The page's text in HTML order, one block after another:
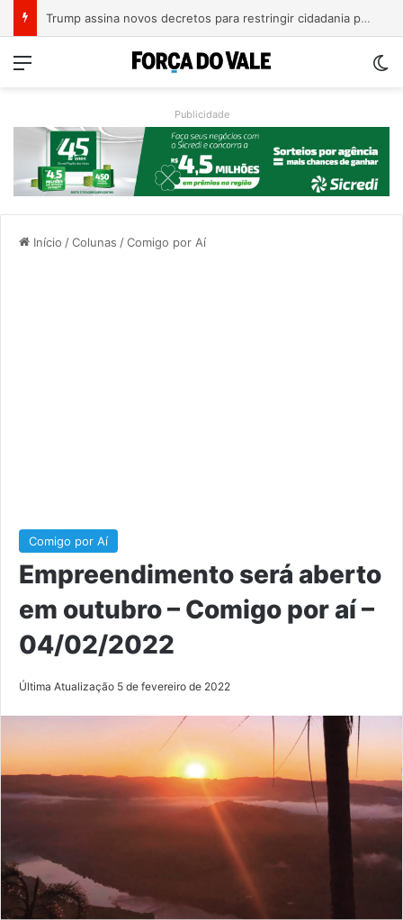
A Balsa Vicentina do Rio Guaporé
Menu
Publicidade
Início /Colunas /Comigo por Aí
Comigo por Aí
Empreendimento será aberto
em outubro – Comigo por aí –
04/02/2022
Última Atualização 5 de fevereiro de 2022